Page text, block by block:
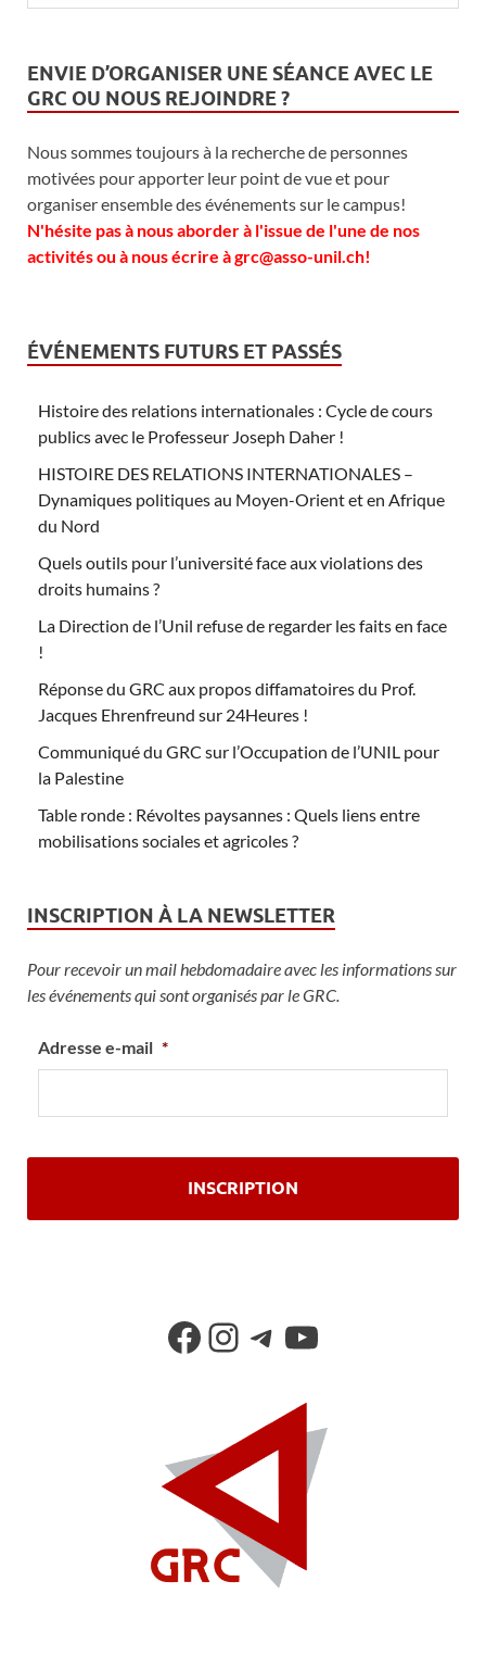
ENVIE D’ORGANISER UNE SÉANCE AVEC LE
GRC OU NOUS REJOINDRE ?
Nous sommes toujours à la recherche de personnes
motivées pour apporter leur point de vue et pour
organiser ensemble des événements sur le campus!
N'hésite pas à nous aborder à l'issue de l'une de nos
activités ou à nous écrire à grc@asso-unil.ch!
ÉVÉNEMENTS FUTURS ET PASSÉS
Histoire des relations internationales : Cycle de cours
publics avec le Professeur Joseph Daher !
HISTOIRE DES RELATIONS INTERNATIONALES –
Dynamiques politiques au Moyen-Orient et en Afrique
du Nord
Quels outils pour l’université face aux violations des
droits humains ?
La Direction de l’Unil refuse de regarder les faits en face
!
Réponse du GRC aux propos diffamatoires du Prof.
Jacques Ehrenfreund sur 24Heures !
Communiqué du GRC sur l’Occupation de l’UNIL pour
la Palestine
Table ronde : Révoltes paysannes : Quels liens entre
mobilisations sociales et agricoles ?
INSCRIPTION À LA NEWSLETTER
Pour recevoir un mail hebdomadaire avec les informations sur
les événements qui sont organisés par le GRC.
Adresse e-mail *